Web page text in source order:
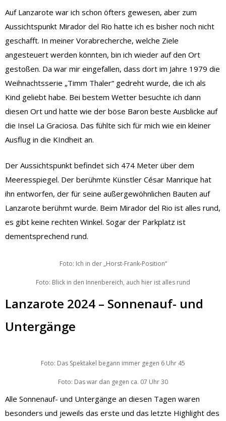
Auf Lanzarote war ich schon öfters gewesen, aber zum
Aussichtspunkt Mirador del Rio hatte ich es bisher noch nicht
geschafft. In meiner Vorabrecherche, welche Ziele
angesteuert werden könnten, bin ich wieder auf den Ort
gestoßen. Da war mir eingefallen, dass dort im Jahre 1979 die
Weihnachtsserie „Timm Thaler“ gedreht wurde, die ich als
Kind geliebt habe. Bei bestem Wetter besuchte ich dann
diesen Ort und hatte wie der böse Baron beste Ausblicke auf
die Insel La Graciosa. Das fühlte sich für mich wie ein kleiner
Ausflug in die KIndheit an.
Der Aussichtspunkt befindet sich 474 Meter über dem
Meeresspiegel. Der berühmte Künstler César Manrique hat
ihn entworfen, der für seine außergewöhnlichen Bauten auf
Lanzarote berühmt wurde. Beim Mirador del Rio ist alles rund,
es gibt keine rechten Winkel. Sogar der Parkplatz ist
dementsprechend rund.
Foto: Ich in der „Horst-Frank-Position“
Foto: Blick in den Innenbereich, auch hier ist alles rund
Lanzarote 2024 – Sonnenauf- und
Untergänge
Foto: Das Spektakel begann immer gegen 6 Uhr 45
Foto: Das war dan gegen ca. 07 Uhr 30
Alle Sonnenauf- und Untergänge an diesen Tagen waren
besonders und jeweils das erste und das letzte Highlight des